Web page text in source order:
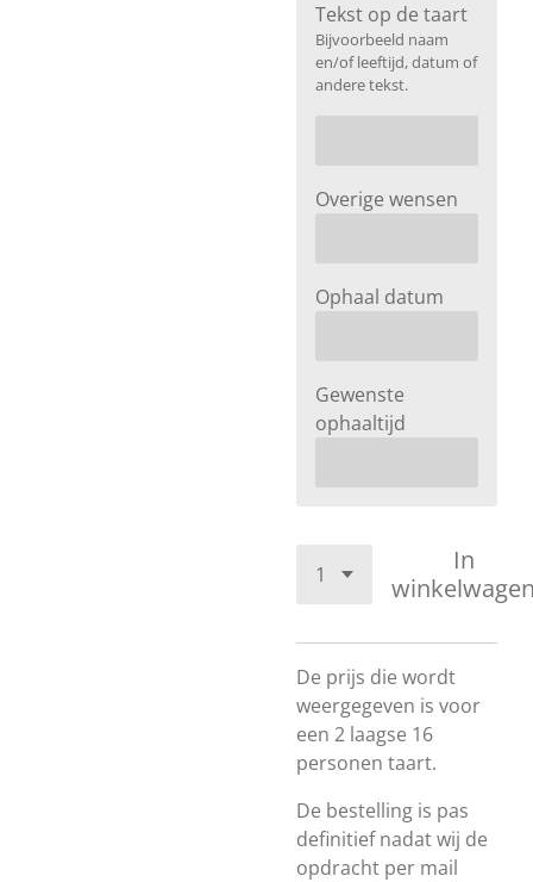
Tekst op de taart
Bijvoorbeeld naam
en/of leeftijd, datum of
andere tekst.
Overige wensen
Ophaal datum
Gewenste
ophaaltijd
In
De prijs die wordt
weergegeven is voor
een 2 laagse 16
personen taart.
De bestelling is pas
definitief nadat wij de
opdracht per mail